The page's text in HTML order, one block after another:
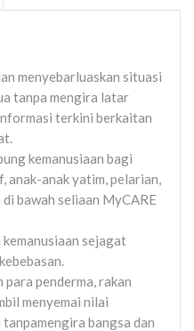
menyebarluaskan situasi
tanpa mengira latar
terkini berkaitan
kemanusiaan bagi
anak-anak yatim, pelarian,
bawah seliaan MyCARE
sejagat
penderma, rakan
menyemai nilai
bangsa dan